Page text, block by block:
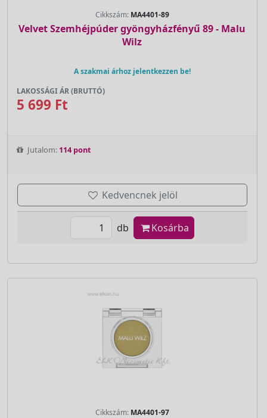
Cikkszám: MA4401-89
Velvet Szemhéjpúder gyöngyházfényű 89 - Malu
Wilz
A szakmai árhoz jelentkezzen be!
LAKOSSÁGI ÁR (BRUTTÓ)
5 699 Ft
Jutalom: 114 pont
Kedvencnek jelöl
db Kosárba
Cikkszám: MA4401-97